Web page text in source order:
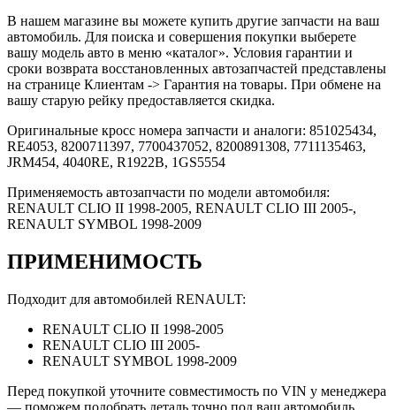
В нашем магазине вы можете купить другие запчасти на ваш
автомобиль. Для поиска и совершения покупки выберете
вашу модель авто в меню «каталог». Условия гарантии и
сроки возврата восстановленных автозапчастей представлены
на странице Клиентам -> Гарантия на товары. При обмене на
вашу старую рейку предоставляется скидка.
Оригинальные кросс номера запчасти и аналоги: 851025434,
RE4053, 8200711397, 7700437052, 8200891308, 7711135463,
JRM454, 4040RE, R1922B, 1GS5554
Применяемость автозапчасти по модели автомобиля:
RENAULT CLIO II 1998-2005, RENAULT CLIO III 2005-,
RENAULT SYMBOL 1998-2009
ПРИМЕНИМОСТЬ
Подходит для автомобилей RENAULT:
RENAULT CLIO II 1998-2005
RENAULT CLIO III 2005-
RENAULT SYMBOL 1998-2009
Перед покупкой уточните совместимость по VIN у менеджера
— поможем подобрать деталь точно под ваш автомобиль.